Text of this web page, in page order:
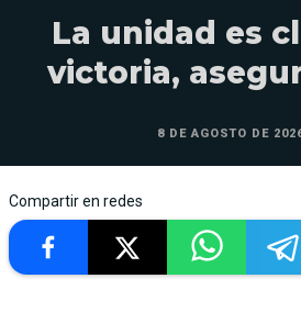
La unidad es
victoria,
8 DE AGOSTO DE
Compartir en redes